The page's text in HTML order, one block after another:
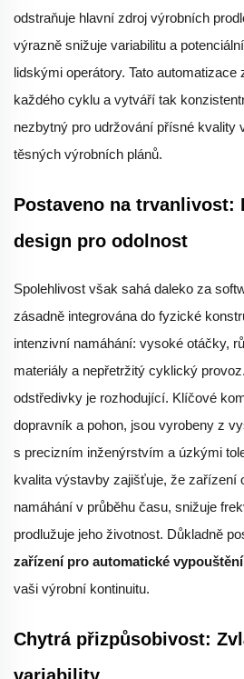
odstraňuje hlavní zdroj výrobních
výrazně snižuje variabilitu a
lidskými operátory. Tato
každého cyklu a vytváří tak
nezbytný pro udržování přísné kvality
těsných výrobních plánů.
Postaveno na trvanlivost:
design pro odolnost
Spolehlivost však sahá daleko za
zásadně integrována do fyzické
intenzivní namáhání: vysoké otáčky,
materiály a nepřetržitý cyklický
odstředivky je rozhodující. Klíčové
dopravník a pohon, jsou vyrobeny z
s precizním inženýrstvím a úzkými
kvalita výstavby zajišťuje, že zařízení
namáhání v průběhu času, snižuje
prodlužuje jeho životnost. Důkladně
zařízení pro automatické vypouštění
vaši výrobní kontinuitu.
Chytrá přizpůsobivost:
variability